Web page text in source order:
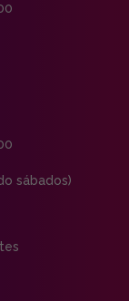
sábados)